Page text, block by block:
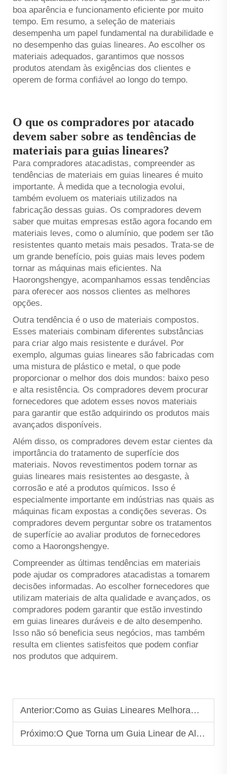
boa aparência e funcionamento eficiente por muito
tempo. Em resumo, a seleção de materiais
desempenha um papel fundamental na durabilidade e
no desempenho das guias lineares. Ao escolher os
materiais adequados, garantimos que nossos
produtos atendam às exigências dos clientes e
operem de forma confiável ao longo do tempo.
O que os compradores por atacado
devem saber sobre as tendências de
materiais para guias lineares?
Para compradores atacadistas, compreender as
tendências de materiais em guias lineares é muito
importante. À medida que a tecnologia evolui,
também evoluem os materiais utilizados na
fabricação dessas guias. Os compradores devem
saber que muitas empresas estão agora focando em
materiais leves, como o alumínio, que podem ser tão
resistentes quanto metais mais pesados. Trata-se de
um grande benefício, pois guias mais leves podem
tornar as máquinas mais eficientes. Na
Haorongshengye, acompanhamos essas tendências
para oferecer aos nossos clientes as melhores
opções.
Outra tendência é o uso de materiais compostos.
Esses materiais combinam diferentes substâncias
para criar algo mais resistente e durável. Por
exemplo, algumas guias lineares são fabricadas com
uma mistura de plástico e metal, o que pode
proporcionar o melhor dos dois mundos: baixo peso
e alta resistência. Os compradores devem procurar
fornecedores que adotem esses novos materiais
para garantir que estão adquirindo os produtos mais
avançados disponíveis.
Além disso, os compradores devem estar cientes da
importância do tratamento de superfície dos
materiais. Novos revestimentos podem tornar as
guias lineares mais resistentes ao desgaste, à
corrosão e até a produtos químicos. Isso é
especialmente importante em indústrias nas quais as
máquinas ficam expostas a condições severas. Os
compradores devem perguntar sobre os tratamentos
de superfície ao avaliar produtos de fornecedores
como a Haorongshengye.
Compreender as últimas tendências em materiais
pode ajudar os compradores atacadistas a tomarem
decisões informadas. Ao escolher fornecedores que
utilizam materiais de alta qualidade e avançados, os
compradores podem garantir que estão investindo
em guias lineares duráveis e de alto desempenho.
Isso não só beneficia seus negócios, mas também
resulta em clientes satisfeitos que podem confiar
nos produtos que adquirem.
Anterior:Como as Guias Lineares Melhoram a Precisão e o Controle de Movimento
Próximo:O Que Torna um Guia Linear de Alta Precisão?